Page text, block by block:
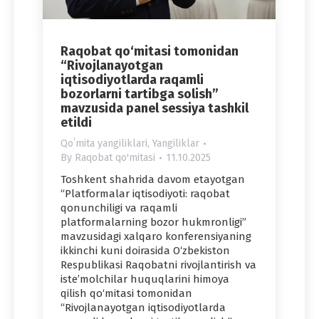
Raqobat qo‘mitasi tomonidan
“Rivojlanayotgan
iqtisodiyotlarda raqamli
bozorlarni tartibga solish”
mavzusida panel sessiya tashkil
etildi
Qoʻmita yangiliklari, Yangiliklar
By Raqobat qo'mitasi 11.10.2025
Toshkent shahrida davom etayotgan
“Platformalar iqtisodiyoti: raqobat
qonunchiligi va raqamli
platformalarning bozor hukmronligi”
mavzusidagi xalqaro konferensiyaning
ikkinchi kuni doirasida O‘zbekiston
Respublikasi Raqobatni rivojlantirish va
iste’molchilar huquqlarini himoya
qilish qo‘mitasi tomonidan
“Rivojlanayotgan iqtisodiyotlarda